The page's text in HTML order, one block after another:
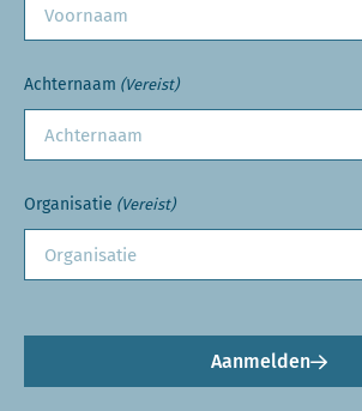
Achternaam (Vereist)
Organisatie (Vereist)
Aanmelden